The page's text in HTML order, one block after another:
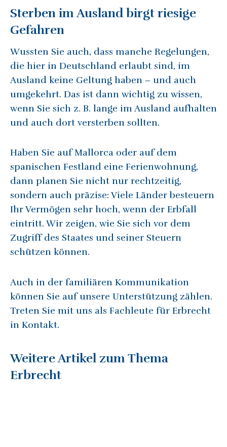
Sterben im Ausland birgt riesige
Gefahren
Wussten Sie auch, dass manche Regelungen,
die hier in Deutschland erlaubt sind, im
Ausland keine Geltung haben – und auch
umgekehrt. Das ist dann wichtig zu wissen,
wenn Sie sich z. B. lange im Ausland aufhalten
und auch dort versterben sollten.
Haben Sie auf Mallorca oder auf dem
spanischen Festland eine Ferienwohnung,
dann planen Sie nicht nur rechtzeitig,
sondern auch präzise: Viele Länder besteuern
Ihr Vermögen sehr hoch, wenn der Erbfall
eintritt. Wir zeigen, wie Sie sich vor dem
Zugriff des Staates und seiner Steuern
schützen können.
Auch in der familiären Kommunikation
können Sie auf unsere Unterstützung zählen.
Treten Sie mit uns als Fachleute für Erbrecht
in Kontakt.
Weitere Artikel zum Thema
Erbrecht